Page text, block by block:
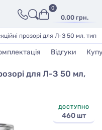
0.00 грн.
0
прозорі для Л-З 50 мл, тип 2
Відгуки
для Л-З 50 мл,
ДОСТУПНО
460 шт